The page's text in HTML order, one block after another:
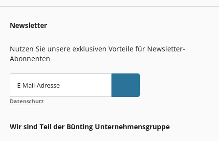
Newsletter
Nutzen Sie unsere exklusiven Vorteile für Newsletter-
Abonnenten
E-Mail-Adresse
Datenschutz
Wir sind Teil der Bünting Unternehmensgruppe